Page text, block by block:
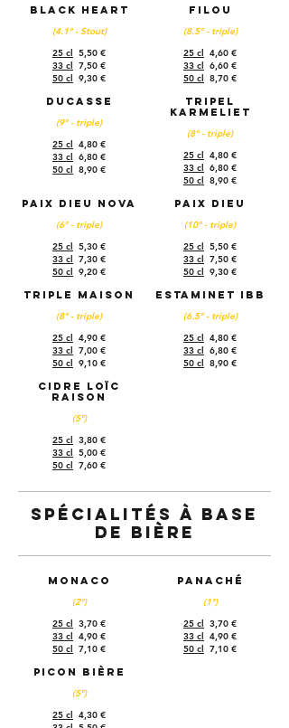
Black heart
(4.1° - Stout)
25 cl 5,50 €
33 cl 7,50 €
50 cl 9,30 €
Filou
(8.5° - triple)
25 cl 4,60 €
33 cl 6,60 €
50 cl 8,70 €
Ducasse
(9° - triple)
25 cl 4,80 €
33 cl 6,80 €
50 cl 8,90 €
Tripel
Karmeliet
(8° - triple)
25 cl 4,80 €
33 cl 6,80 €
50 cl 8,90 €
Paix Dieu Nova
(6° - triple)
25 cl 5,30 €
33 cl 7,30 €
50 cl 9,20 €
Paix Dieu
(10° - triple)
25 cl 5,50 €
33 cl 7,50 €
50 cl 9,30 €
Triple maison
(8° - triple)
25 cl 4,90 €
33 cl 7,00 €
50 cl 9,10 €
Estaminet IBB
(6.5° - triple)
25 cl 4,80 €
33 cl 6,80 €
50 cl 8,90 €
Cidre Loïc
Raison
(5°)
25 cl 3,80 €
33 cl 5,00 €
50 cl 7,60 €
Spécialités à base
de bière
Monaco
(2°)
25 cl 3,70 €
33 cl 4,90 €
50 cl 7,10 €
Panaché
(1°)
25 cl 3,70 €
33 cl 4,90 €
50 cl 7,10 €
Picon bière
(5°)
25 cl 4,30 €